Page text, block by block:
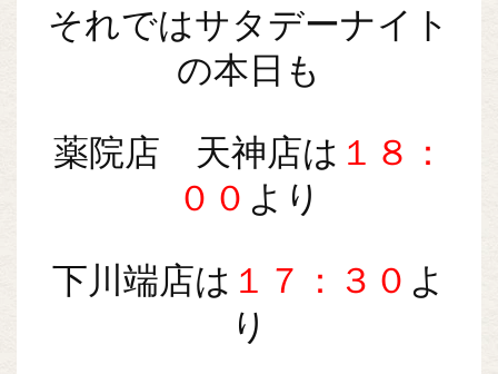
それではサタデーナイト
の本日も
薬院店 天神店は １８：
００ より
下川端店は １７：３０ よ
り